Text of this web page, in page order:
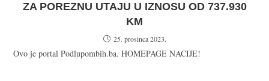
ZA POREZNU UTAJU U IZNOSU OD 737.930
KM
25. prosinca 2023.
Ovo je portal Podlupombih.ba. HOMEPAGE NACIJE!